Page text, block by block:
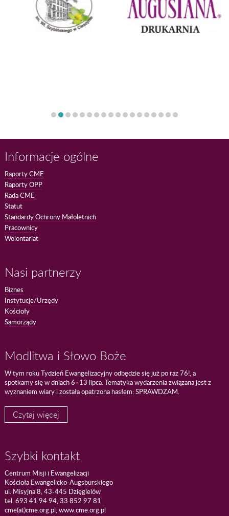
Informacje ogólne
Raporty CME
Raporty OPP
Rada CME
Statut
Standardy Ochrony Małoletnich
Pracownicy
Wolontariat
Nasi partnerzy
Biznes
Instytucje/Urzędy
Kościoły
Samorządy
Modlitwa i Słowo Boże
W tym roku Tydzień Ewangelizacyjny odbędzie się już po raz 76!, a
spotkamy się w dniach 6–13 lipca. Tematyka wydarzenia związana jest z
wyznaniem wiary i została opatrzona hasłem: SPRAWDZAM.
Czytaj więcej
Szybki kontakt
Centrum Misji i Ewangelizacji
Kościoła Ewangelicko-Augsburskiego
ul. Misyjna 8, 43-445 Dzięgielów
tel. 693 41 94 94, 33 852 97 81
cme(at)cme.org.pl, www.cme.org.pl